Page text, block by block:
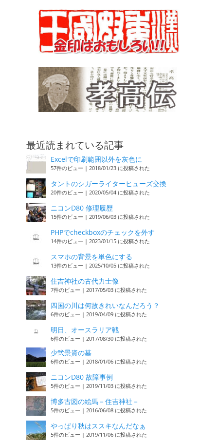
最近読まれている記事
Excelで印刷範囲以外を灰色に
57件のビュー | 2018/01/23 に投稿された
タントのシガーライターヒューズ交換
20件のビュー | 2020/05/04 に投稿された
ニコンD80 修理履歴
15件のビュー | 2019/06/03 に投稿された
PHPでcheckboxのチェックを外す
14件のビュー | 2023/01/15 に投稿された
スマホの背景を単色にする
13件のビュー | 2025/10/05 に投稿された
住吉神社の古代力士像
7件のビュー | 2017/05/03 に投稿された
四国の川は何故きれいなんだろう？
6件のビュー | 2019/04/09 に投稿された
明日、オースラリア戦
6件のビュー | 2017/08/30 に投稿された
少弐景資の墓
6件のビュー | 2018/01/06 に投稿された
ニコンD80 故障事例
5件のビュー | 2019/11/03 に投稿された
博多古図の絵馬－住吉神社－
5件のビュー | 2016/06/08 に投稿された
やっぱり秋はススキなんだなぁ
5件のビュー | 2019/11/06 に投稿された